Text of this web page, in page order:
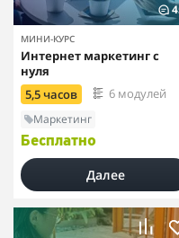
МИНИ-КУРС
Интернет маркетинг с
нуля
5,5 часов
6 модулей
Маркетинг
Бесплатно
Далее